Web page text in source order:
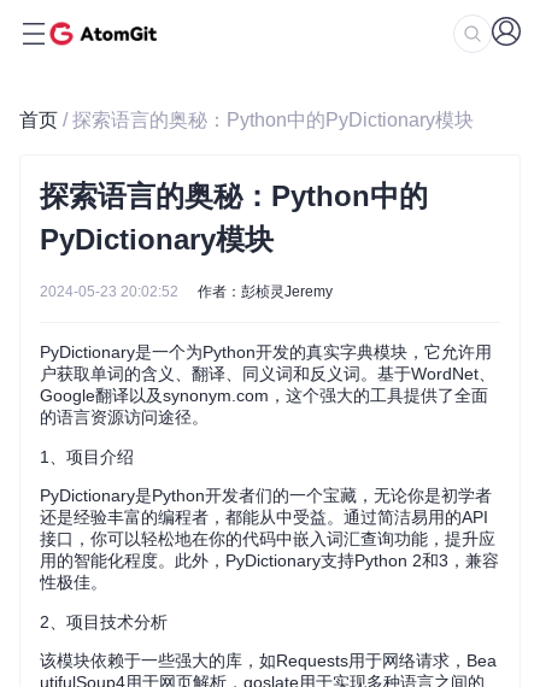
首页 / 探索语言的奥秘：Python中的PyDictionary模块
探索语言的奥秘：Python中的
PyDictionary模块
2024-05-23 20:02:52 作者：彭桢灵Jeremy
PyDictionary是一个为Python开发的真实字典模块，它允许用
户获取单词的含义、翻译、同义词和反义词。基于WordNet、
Google翻译以及synonym.com，这个强大的工具提供了全面
的语言资源访问途径。
1、项目介绍
PyDictionary是Python开发者们的一个宝藏，无论你是初学者
还是经验丰富的编程者，都能从中受益。通过简洁易用的API
接口，你可以轻松地在你的代码中嵌入词汇查询功能，提升应
用的智能化程度。此外，PyDictionary支持Python 2和3，兼容
性极佳。
2、项目技术分析
该模块依赖于一些强大的库，如Requests用于网络请求，Bea
utifulSoup4用于网页解析，goslate用于实现多种语言之间的